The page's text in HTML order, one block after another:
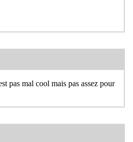
pas mal cool mais pas assez pour